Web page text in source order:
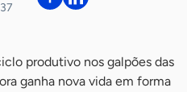
produtivo nos galpões das
ganha nova vida em forma